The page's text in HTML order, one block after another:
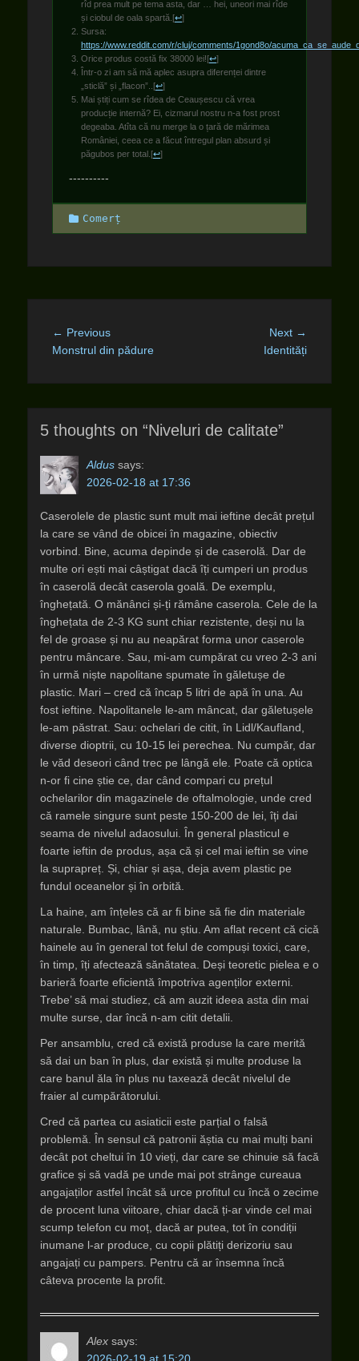
rîd prea mult pe tema asta, dar … hei, uneori mai rîde
și ciobul de oala spartă. [↩]
Sursa:
https://www.reddit.com/r/cluj/comments/1gond8o/
Orice produs costă fix 38000 lei![↩]
Într-o zi am să mă aplec asupra diferenței dintre
„sticlă” și „flacon”.. [↩]
Mai știți cum se rîdea de Ceaușescu că vrea
producție internă? Ei, cizmarul nostru n-a fost prost
degeaba. Atîta că nu merge la o țară de mărimea
României, ceea ce a făcut întregul plan absurd și
păgubos per total. [↩]
----------
Categories
Comerț
Post
navigation
← PreviousPrevious
post:
Monstrul din pădure
Next →
post:
Identități
5 thoughts on “Niveluri de calitate”
Aldus says:
2026-02-18 at 17:36
Caserolele de plastic sunt mult mai ieftine decât prețul
la care se vând de obicei în magazine, obiectiv
vorbind. Bine, acuma depinde și de caserolă. Dar de
multe ori ești mai câștigat dacă îți cumperi un produs
în caserolă decât caserola goală. De exemplu,
înghețată. O mănânci și-ți rămâne caserola. Cele de la
înghețata de 2-3 KG sunt chiar rezistente, deși nu la
fel de groase și nu au neapărat forma unor caserole
pentru mâncare. Sau, mi-am cumpărat cu vreo 2-3 ani
în urmă niște napolitane spumate în găletușe de
plastic. Mari – cred că încap 5 litri de apă în una. Au
fost ieftine. Napolitanele le-am mâncat, dar găletușele
le-am păstrat. Sau: ochelari de citit, în Lidl/Kaufland,
diverse dioptrii, cu 10-15 lei perechea. Nu cumpăr, dar
le văd deseori când trec pe lângă ele. Poate că optica
n-or fi cine știe ce, dar când compari cu prețul
ochelarilor din magazinele de oftalmologie, unde cred
că ramele singure sunt peste 150-200 de lei, îți dai
seama de nivelul adaosului. În general plasticul e
foarte ieftin de produs, așa că și cel mai ieftin se vine
la suprapreț. Și, chiar și așa, deja avem plastic pe
fundul oceanelor și în orbită.
La haine, am înțeles că ar fi bine să fie din materiale
naturale. Bumbac, lână, nu știu. Am aflat recent că cică
hainele au în general tot felul de compuși toxici, care,
în timp, îți afectează sănătatea. Deși teoretic pielea e o
barieră foarte eficientă împotriva agenților externi.
Trebe’ să mai studiez, că am auzit ideea asta din mai
multe surse, dar încă n-am citit detalii.
Per ansamblu, cred că există produse la care merită
să dai un ban în plus, dar există și multe produse la
care banul ăla în plus nu taxează decât nivelul de
fraier al cumpărătorului.
Cred că partea cu asiaticii este parțial o falsă
problemă. În sensul că patronii ăștia cu mai mulți bani
decât pot cheltui în 10 vieți, dar care se chinuie să facă
grafice și să vadă pe unde mai pot strânge cureaua
angajaților astfel încât să urce profitul cu încă o zecime
de procent luna viitoare, chiar dacă ți-ar vinde cel mai
scump telefon cu moț, dacă ar putea, tot în condiții
inumane l-ar produce, cu copii plătiți derizoriu sau
angajați cu pampers. Pentru că ar însemna încă
câteva procente la profit.
Alex says: